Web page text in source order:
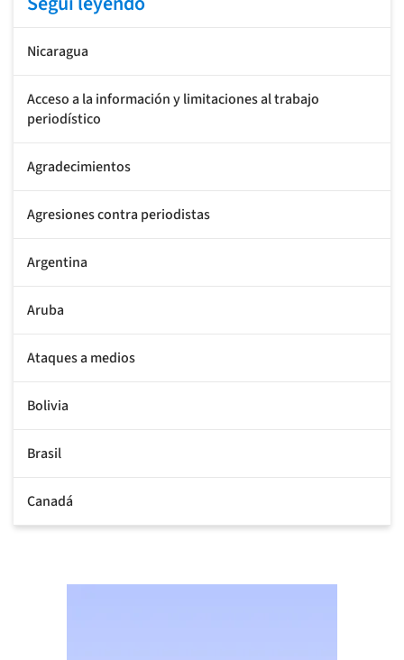
Nicaragua
Acceso a la información y limitaciones al trabajo
periodístico
Agradecimientos
Agresiones contra periodistas
Argentina
Aruba
Ataques a medios
Bolivia
Brasil
Canadá